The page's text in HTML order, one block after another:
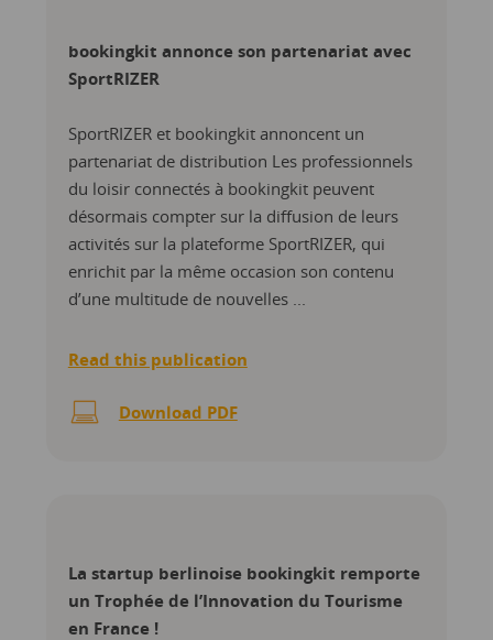
bookingkit annonce son partenariat avec
SportRIZER
SportRIZER et bookingkit annoncent un
partenariat de distribution Les professionnels
du loisir connectés à bookingkit peuvent
désormais compter sur la diffusion de leurs
activités sur la plateforme SportRIZER, qui
enrichit par la même occasion son contenu
d’une multitude de nouvelles ...
Read this publication
Download PDF
La startup berlinoise bookingkit remporte
un Trophée de l’Innovation du Tourisme
en France !